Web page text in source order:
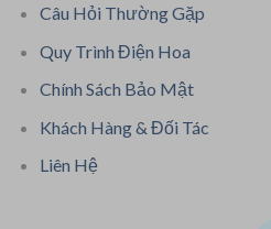
Câu Hỏi Thường Gặp
Quy Trình Điện Hoa
Chính Sách Bảo Mật
Khách Hàng & Đối Tác
Liên Hệ